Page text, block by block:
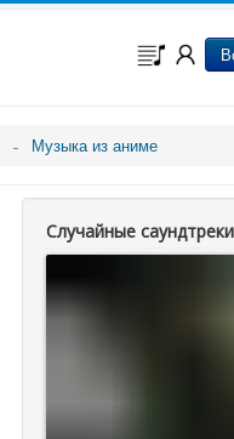
Музыка из аниме
Случайные саундтреки